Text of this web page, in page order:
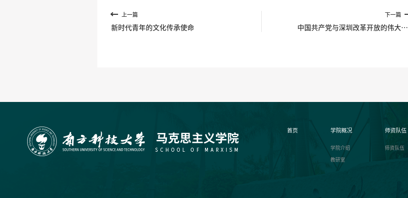
上一篇
新时代青年的文化传承使命
下一篇
中国共产党与深圳改革开放的伟大实
首页 学院概况
学院介绍
教研室
师资队伍
师资队伍